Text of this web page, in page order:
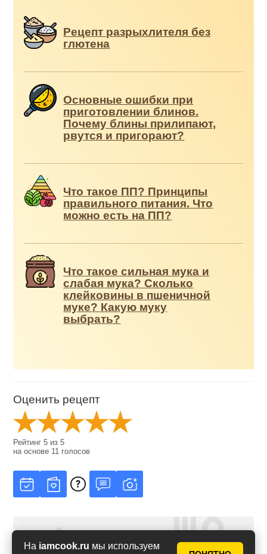
На iamcook.ru мы используем
Рецепт разрыхлителя без
глютена
Основные ошибки при
приготовлении блинов.
Почему блины прилипают,
рвутся и пригорают?
Что такое ПП? Принципы
правильного питания. Что
можно есть на ПП?
Что такое сильная мука и
слабая мука? Сколько
клейковины в пшеничной
муке? Какую муку
выбрать?
Оценить рецепт
Рейтинг5 из5
на основе 11 голосов